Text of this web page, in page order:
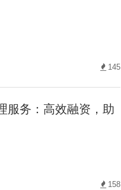
145
服务：高效融资，助
158